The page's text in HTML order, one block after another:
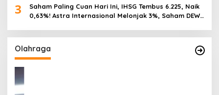
3
Saham Paling Cuan Hari Ini, IHSG Tembus 6.225, Naik
0,63%! Astra Internasional Melonjak 3%, Saham DEWA
Olahraga